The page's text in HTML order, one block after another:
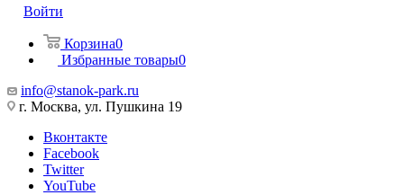
Войти
Корзина0
Избранные товары0
info@stanok-park.ru
г. Москва, ул. Пушкина 19
Вконтакте
Facebook
Twitter
YouTube